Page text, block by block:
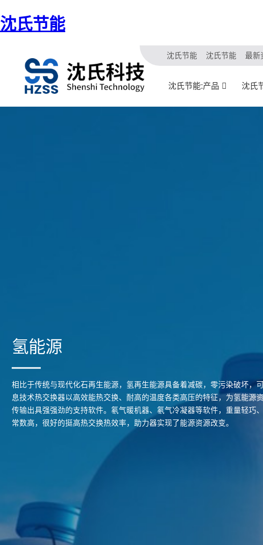
沈氏节能
沈氏节能 沈氏节能 最新
沈氏节能:产品 沈氏
氢能源
相比于传统与现代化石再生能源，氢再生能源具备着减碳，零污染破坏，
息技术热交换器以高效能热交换、耐高的温度各类高压的特征，为氢能源
传输出具强强劲的支持软件。氡气暖机器、氡气冷凝器等软件，重量轻巧
常数高，很好的挺高热交换热效率，助力器实现了能源资源改变。